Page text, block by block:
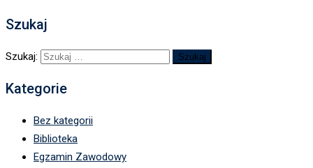
Szukaj
Szukaj:
Kategorie
Bez kategorii
Biblioteka
Egzamin Zawodowy